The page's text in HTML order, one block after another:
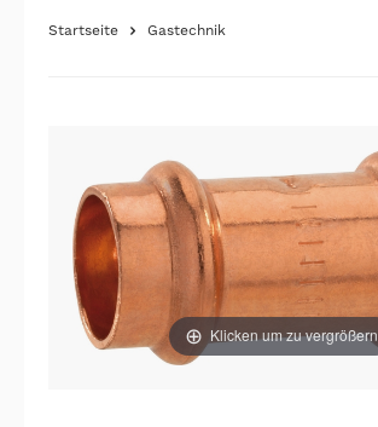
Startseite Gastechnik
Klicken um zu vergrößern